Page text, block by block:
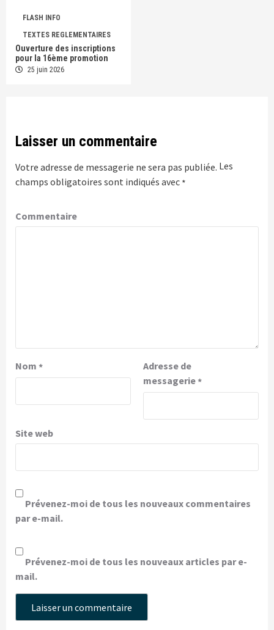
FLASH INFO
TEXTES REGLEMENTAIRES
Ouverture des inscriptions
pour la 16ème promotion
25 juin 2026
Laisser un commentaire
Votre adresse de messagerie ne sera pas publiée. Les
champs obligatoires sont indiqués avec *
Commentaire
Nom *
Adresse de
messagerie*
Site web
Prévenez-moi de tous les nouveaux commentaires
par e-mail.
Prévenez-moi de tous les nouveaux articles par e-
mail.